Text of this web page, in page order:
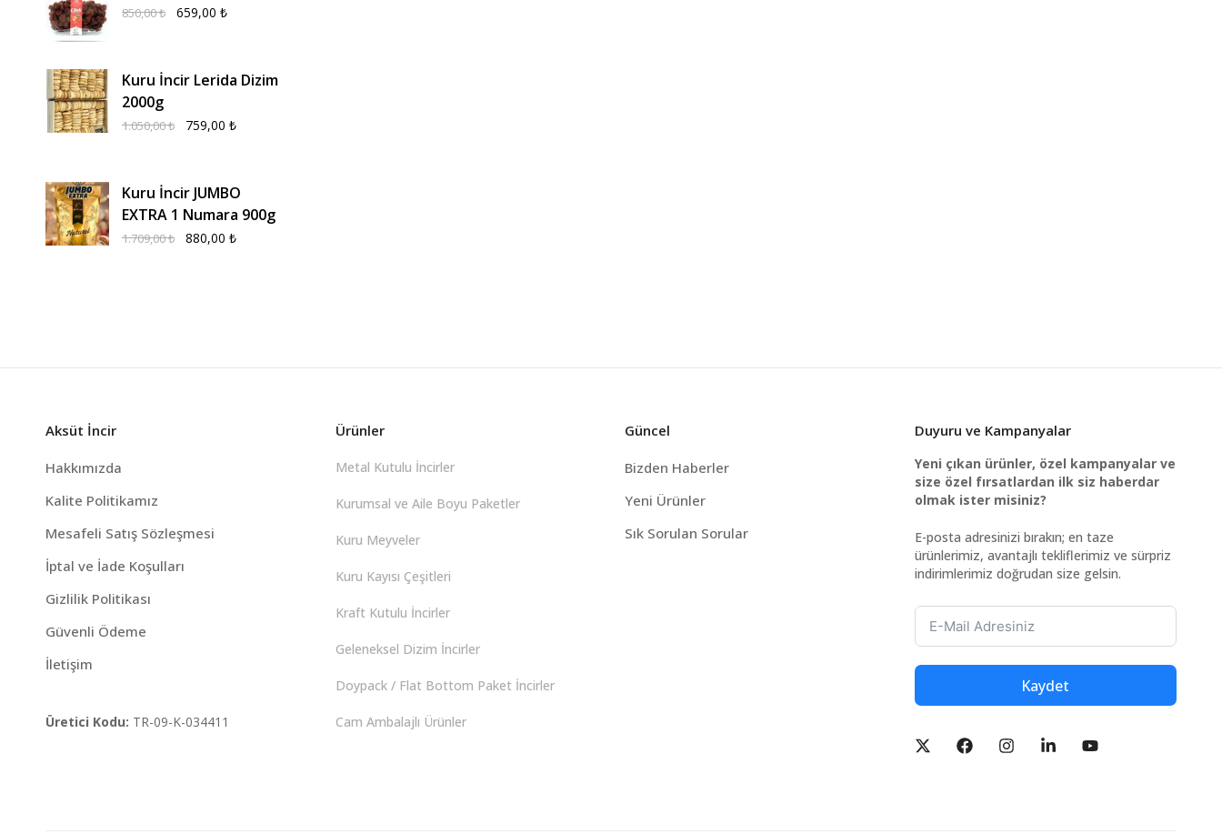
850,00₺ 659,00 ₺
Kuru İncir Lerida Dizim
2000g
1.050,00₺ 759,00 ₺
Kuru İncir JUMBO
EXTRA 1 Numara 900g
1.709,00₺ 880,00 ₺
Aksüt İncir
Hakkımızda
Kalite Politikamız
Mesafeli Satış Sözleşmesi
İptal ve İade Koşulları
Gizlilik Politikası
Güvenli Ödeme
İletişim
Üretici Kodu: TR-09-K-034411
Ürünler
Metal Kutulu İncirler
Kurumsal ve Aile Boyu Paketler
Kuru Meyveler
Kuru Kayısı Çeşitleri
Kraft Kutulu İncirler
Geleneksel Dizim İncirler
Doypack / Flat Bottom Paket İncirler
Cam Ambalajlı Ürünler
Güncel
Bizden Haberler
Yeni Ürünler
Sık Sorulan Sorular
Duyuru ve Kampanyalar
Yeni çıkan ürünler, özel kampanyalar ve
size özel fırsatlardan ilk siz haberdar
olmak ister misiniz?
E-posta adresinizi bırakın; en taze
ürünlerimiz, avantajlı tekliflerimiz ve sürpriz
indirimlerimiz doğrudan size gelsin.
Kaydet